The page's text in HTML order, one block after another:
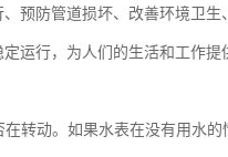
预防管道损坏、改善环境卫
运行，为人们的生活和工作提
转动。如果水表在没有用水